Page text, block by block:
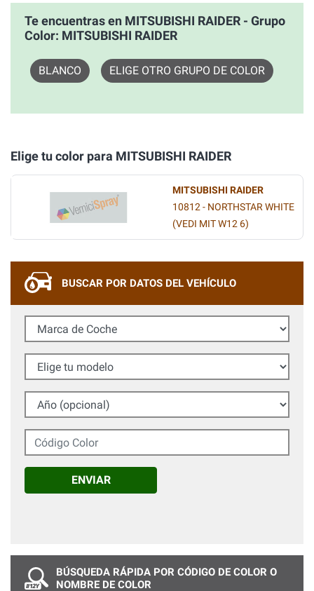
Te encuentras en MITSUBISHI RAIDER - Grupo
Color: MITSUBISHI RAIDER
BLANCO ELIGE OTRO GRUPO DE COLOR
Elige tu color para MITSUBISHI RAIDER
MITSUBISHI RAIDER
10812 - NORTHSTAR WHITE
(VEDI MIT W12 6)
BUSCAR POR DATOS DEL VEHÍCULO
Marca de Coche
Elige tu modelo
Año (opcional)
Código Color
ENVIAR
BÚSQUEDA RÁPIDA POR CÓDIGO DE COLOR O
NOMBRE DE COLOR